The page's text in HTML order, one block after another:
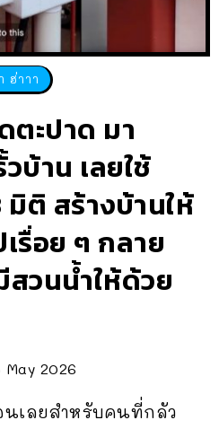
ฮ่าาา
ตะปาด มา
บ้าน เลยใช้
ติ สร้างบ้านให้
รื่อย ๆ กลาย
วนน้ำให้ด้วย
May 2026
เลยสำหรับคนที่กลัว